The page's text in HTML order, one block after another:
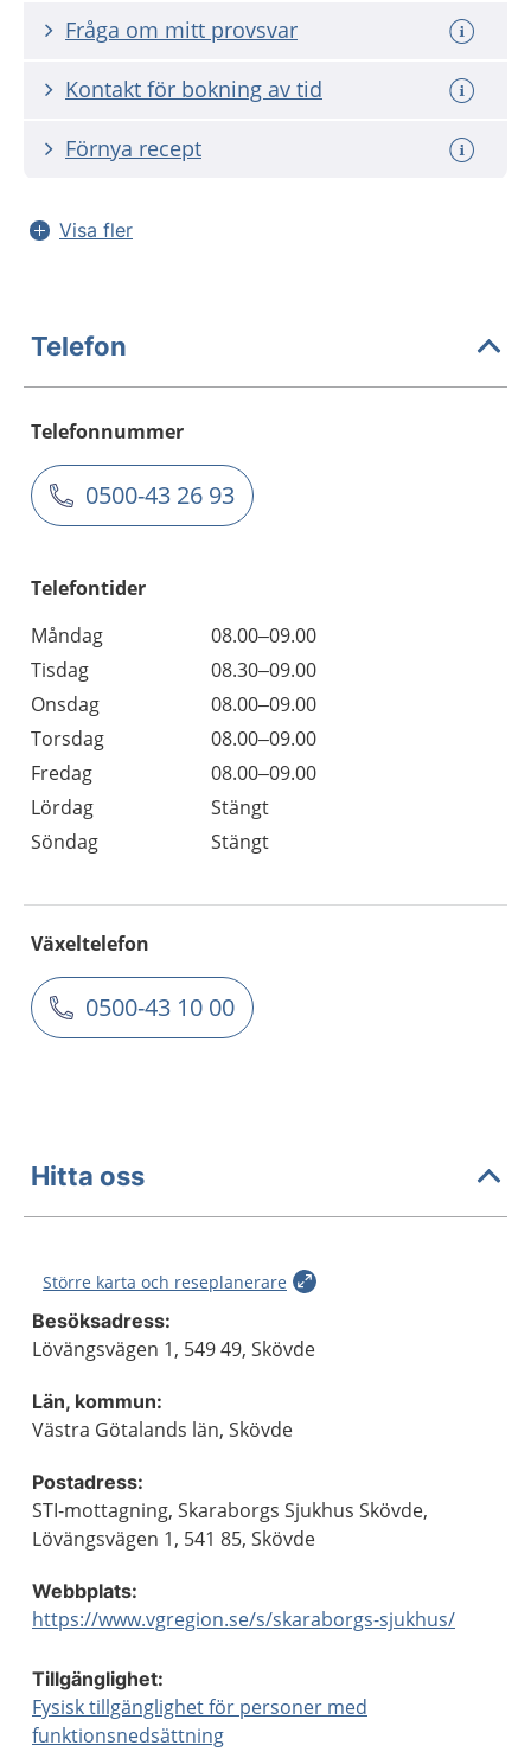
Fråga om mitt provsvar
Kontakt för bokning av tid
Förnya recept
Visa fler
Telefon
Telefonnummer
0500-43 26 93
Telefontider
Måndag
08.00–09.00
Tisdag
08.30–09.00
Onsdag
08.00–09.00
Torsdag
08.00–09.00
Fredag
08.00–09.00
Lördag
Stängt
Söndag
Stängt
Växeltelefon
0500-43 10 00
Hitta oss
Större karta och reseplanerare
Besöksadress:
Lövängsvägen 1, 549 49, Skövde
Län, kommun:
Västra Götalands län, Skövde
Postadress:
STI-mottagning, Skaraborgs Sjukhus Skövde,
Lövängsvägen 1, 541 85, Skövde
Webbplats:
https://www.vgregion.se/s/skaraborgs-sjukhus/
Tillgänglighet:
Fysisk tillgänglighet för personer med
funktionsnedsättning